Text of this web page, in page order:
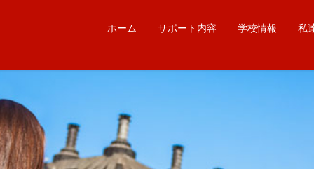
ホーム サポート内容 学校情報 私